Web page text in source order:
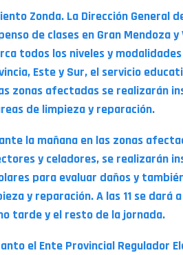
Zonda. La Dirección General
de clases en Gran Mendoza
todos los niveles y
Este y Sur, el servicio
zonas afectadas se realizarán
de limpieza y reparación.
la mañana en las zonas
y celadores, se realizarán
para evaluar daños y
y reparación. A las 11 se dará
tarde y el resto de la jornada.
el Ente Provincial Regulador